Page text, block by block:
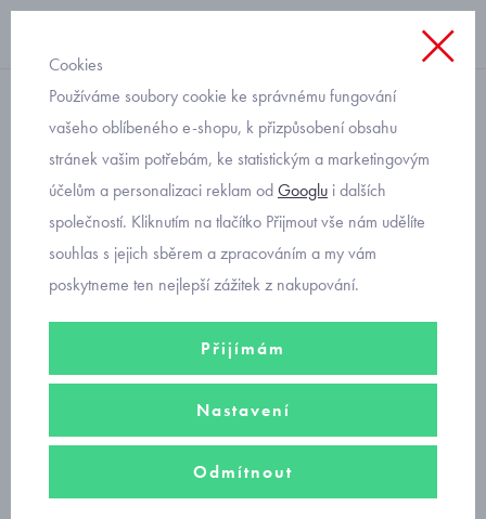
s límečkem
chlapecké triko s límečkem
pruhované Mayoral 6102-83
Cookies
Používáme soubory cookie ke správnému fungování
vašeho oblíbeného e-shopu, k přizpůsobení obsahu
stránek vašim potřebám, ke statistickým a marketingovým
účelům a personalizaci reklam odGooglu i dalších
společností. Kliknutím na tlačítko Přijmout vše nám udělíte
souhlas s jejich sběrem a zpracováním a my vám
poskytneme ten nejlepší zážitek z nakupování.
Přijímám
Nastavení
Odmítnout